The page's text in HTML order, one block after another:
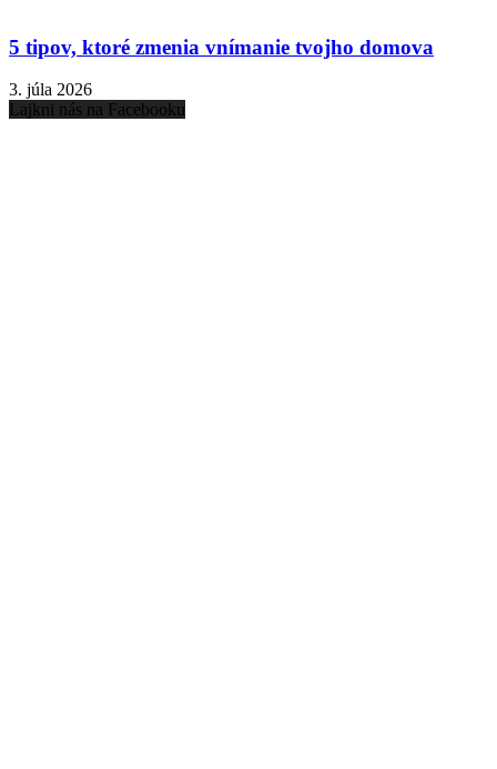
5 tipov, ktoré zmenia vnímanie tvojho domova
3. júla 2026
Lajkni nás na Facebooku